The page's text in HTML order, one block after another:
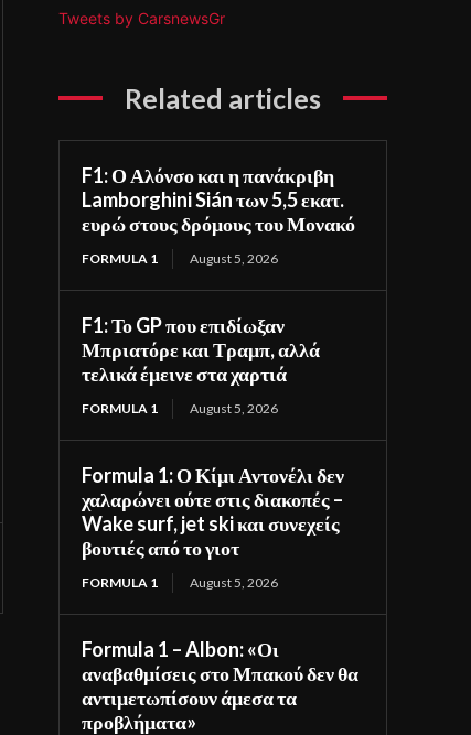
Tweets by CarsnewsGr
Related articles
F1: Ο Αλόνσο και η πανάκριβη
Lamborghini Sián των 5,5 εκατ.
ευρώ στους δρόμους του Μονακό
FORMULA 1 August 5, 2026
F1: Το GP που επιδίωξαν
Μπριατόρε και Τραμπ, αλλά
τελικά έμεινε στα χαρτιά
FORMULA 1 August 5, 2026
Formula 1: Ο Κίμι Αντονέλι δεν
χαλαρώνει ούτε στις διακοπές –
Wake surf, jet ski και συνεχείς
βουτιές από το γιοτ
FORMULA 1 August 5, 2026
Formula 1 – Albon: «Οι
αναβαθμίσεις στο Μπακού δεν θα
αντιμετωπίσουν άμεσα τα
προβλήματα»